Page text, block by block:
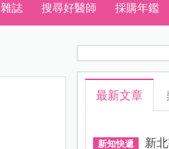
雜誌 搜尋好醫師 採購年鑑
最新文章
新知快遞 新